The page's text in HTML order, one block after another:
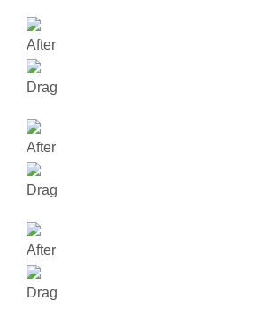
After
Drag
After
Drag
After
Drag